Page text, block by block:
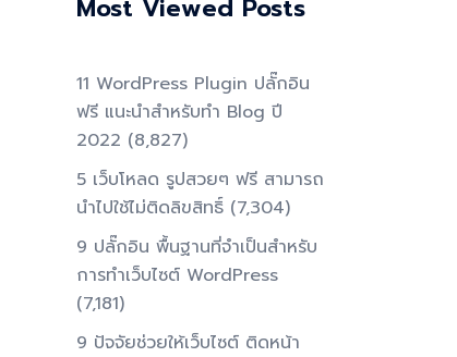
Most Viewed Posts
11 WordPress Plugin ปลั๊กอิน
ฟรี แนะนำสำหรับทำ Blog ปี
2022 (8,827)
5 เว็บโหลด รูปสวยๆ ฟรี สามารถ
นำไปใช้ไม่ติดลิขสิทธิ์ (7,304)
9 ปลั๊กอิน พื้นฐานที่จำเป็นสำหรับ
การทําเว็บไซต์ WordPress
(7,181)
9 ปัจจัยช่วยให้เว็บไซต์ ติดหน้า